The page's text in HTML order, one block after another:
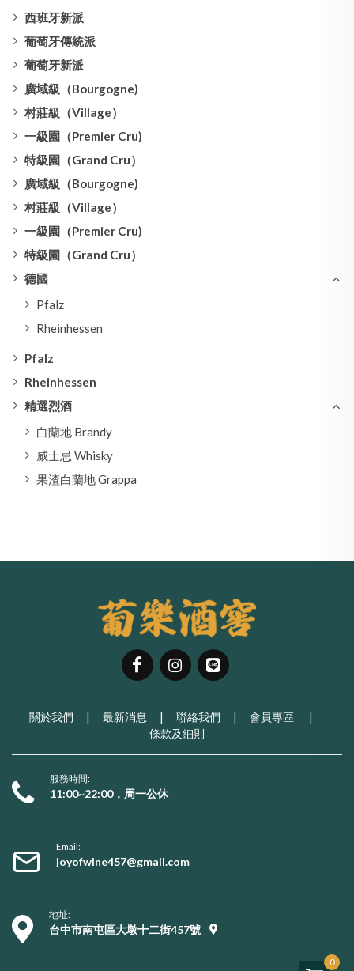
西班牙新派
葡萄牙傳統派
葡萄牙新派
廣域級（Bourgogne)
村莊級（Village）
一級園（Premier Cru)
特級園（Grand Cru）
廣域級（Bourgogne)
村莊級（Village）
一級園（Premier Cru)
特級園（Grand Cru）
德國
Pfalz
Rheinhessen
Pfalz
Rheinhessen
精選烈酒
白蘭地 Brandy
威士忌 Whisky
果渣白蘭地 Grappa
關於我們 | 最新消息 | 聯絡我們 | 會員專區
|
條款及細則
服務時間:
11:00~22:00，周一公休
Email:
joyofwine457@gmail.com
地址:
台中市南屯區大墩十二街457號
0